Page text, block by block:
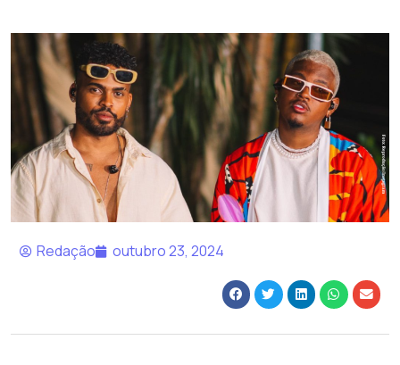
Redação outubro 23, 2024